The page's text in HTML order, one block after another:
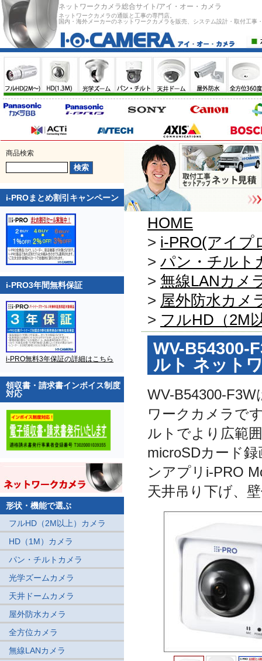
ネットワークカメラ総合サイト/アイ・オー・カメラ
ネットワークカメラの通販と工事の専門店。
国内・海外メーカーのネットワークカメラを販売、システム設計・取付工事
商品検索
i-PROまとめ割引キャンペーン
i-PRO3年間無料保証
i-PRO無料3年保証の詳細はこちら
領収書・請求書インボイス制度
対応
形状・機能で選ぶ
フルHD（2M以上）カメラ
HD（1M）カメラ
パン・チルトカメラ
光学ズームカメラ
天井ドームカメラ
屋外防水カメラ
全方位カメラ
無線LANカメラ
HOME
> i-PRO(アイプ
> パン・チルト
> 無線LANカメ
> 屋外防水カメ
> フルHD（2M
WV-B54300-
ルト ネット
WV-B54300-
ワークカメラで
ルトでより広範
microSDカード
ンアプリi-PRO
天井吊り下げ、